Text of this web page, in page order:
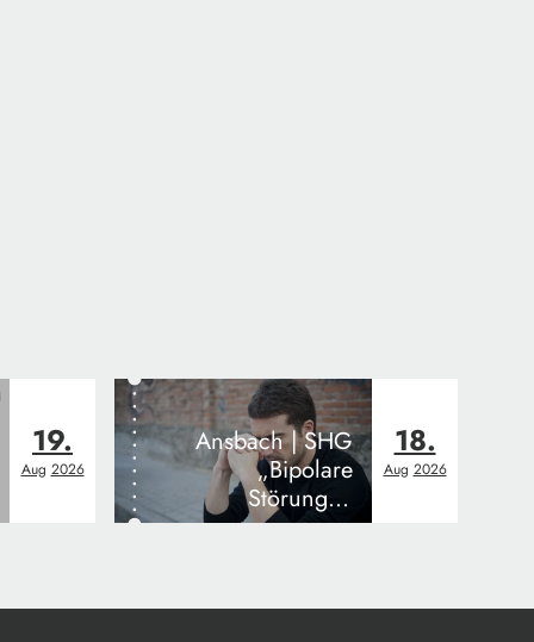
19.
Aug 2026
Ansbach | SHG
„Bipolare
Störung –
Austausch“
18.
Aug 2026